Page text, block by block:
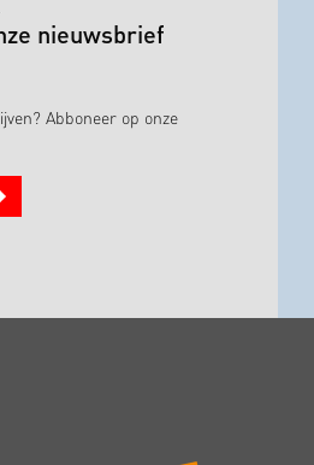
nieuwsbrief
Abboneer op onze